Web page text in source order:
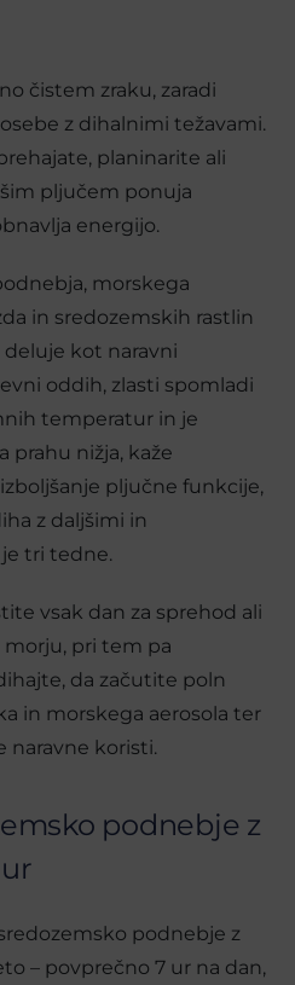
čistem zraku, zaradi
z dihalnimi težavami.
planinarite ali
pljučem ponuja
energijo.
morskega
in sredozemskih rastlin
kot naravni
oddih, zlasti spomladi
temperatur in je
prahu nižja, kaže
pljučne funkcije,
z daljšimi in
tri tedne.
vsak dan za sprehod ali
morju, pri tem pa
da začutite poln
in morskega aerosola ter
naravne koristi.
podnebje z
podnebje z
– povprečno 7 ur na dan,